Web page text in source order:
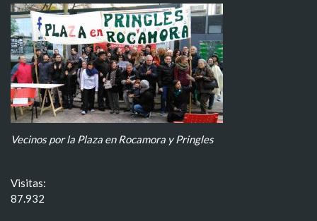
Vecinos por la Plaza en Rocamora y Pringles
Visitas:
87.932